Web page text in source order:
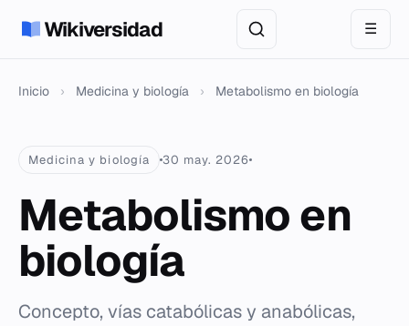
Wikiversidad ☰
Inicio › Medicina y biología › Metabolismo en biología
Medicina y biología 30 may. 2026
Metabolismo en
biología
Concepto, vías catabólicas y anabólicas,